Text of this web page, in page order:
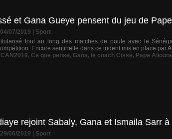
et Gana Gueye pensent du jeu de
| 04/07/2019
Sport
tout au long des matches de poule avec le
Encore sentinelle dans ce trident mis en place par
, Ce que pense, Gana, le coach Cissé, Pape
rejoint Sabaly, Gana et Ismaila Sarr
| 29/06/2019
Sport